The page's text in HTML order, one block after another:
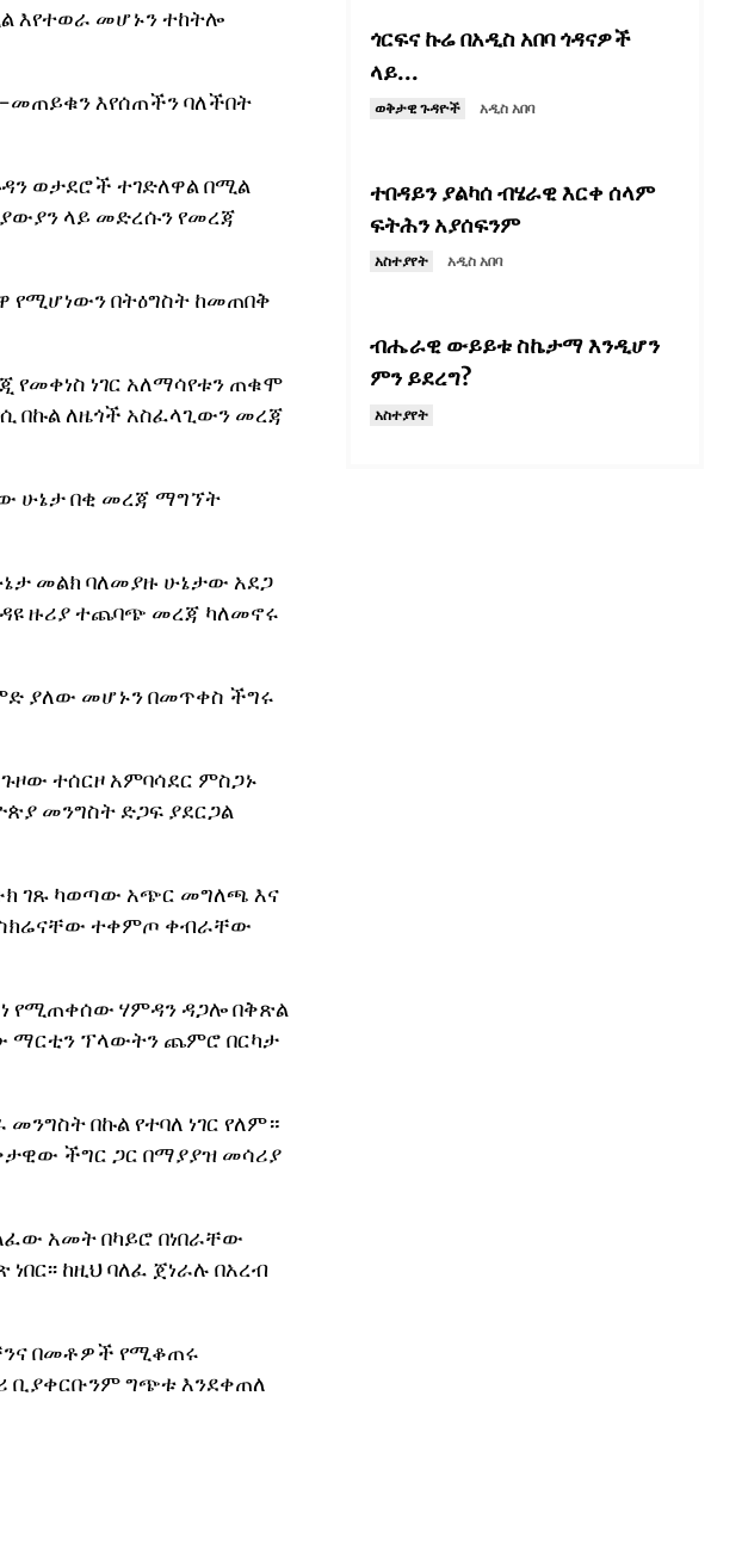
እየተወራ መሆኑን ተከትሎ
እየሰጠችን ባለችበት
ወታደሮች ተገድለዋል በሚል
ላይ መድረሱን የመረጃ
የሚሆነውን በትዕግስት ከመጠበቅ
ነገር አለማሳየቱን ጠቁሞ
በኩል ለዜጎች አስፈላጊውን መረጃ
ሁኔታ በቂ መረጃ ማግኘት
መልክ ባለመያዙ ሁኔታው አደጋ
ዙሪያ ተጨባጭ መረጃ ካለመኖሩ
ያለው መሆኑን በመጥቀስ ችግሩ
ተሰርዞ አምባሳደር ምስጋኑ
መንግስት ድጋፍ ያደርጋል
ገጹ ካወጣው አጭር መግለጫ እና
ተቀምጦ ቀብራቸው
የሚጠቀሰው ሃምዳን ዳጋሎ በቅጽል
ማርቲን ፕላውትን ጨምሮ በርካታ
በኩል የተባለ ነገር የለም።
ችግር ጋር በማያያዝ መሳሪያ
አመት በካይሮ በነበራቸው
ከዚህ ባለፈ ጀነራሉ በአረብ
በመቶዎች የሚቆጠሩ
ቢያቀርቡንም ግጭቱ እንደቀጠለ
ጎርፍና ኩሬ በአዲስ አበባ ጎዳናዎች
ላይ...
ወቅታዊ ጉዳዮች አዲስ አበባ
ተበዳይን ያልካሰ ብሄራዊ እርቀ ሰላም
ፍትሕን አያሰፍንም
አስተያየት አዲስ አበባ
ብሔራዊ ውይይቱ ስኬታማ እንዲሆን
ምን ይደረግ?
አስተያየት